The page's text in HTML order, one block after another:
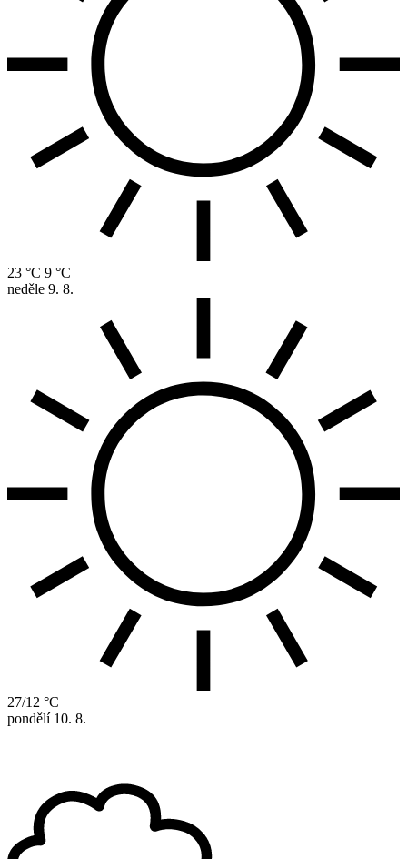
23 °C 9 °C
neděle 9. 8.
27/12 °C
pondělí 10. 8.